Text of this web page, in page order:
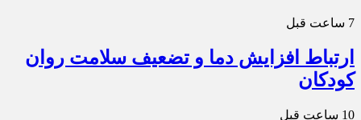
7 ساعت قبل
ارتباط افزایش دما و تضعیف سلامت روان
کودکان
10 ساعت قبل